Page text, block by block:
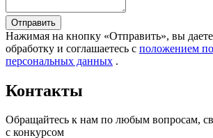
Отправить
Нажимая на кнопку «Отправить», вы даете
обработку и соглашаетесь c положением
персональных данных .
Контакты
Обращайтесь к нам по любым вопросам,
с конкурсом